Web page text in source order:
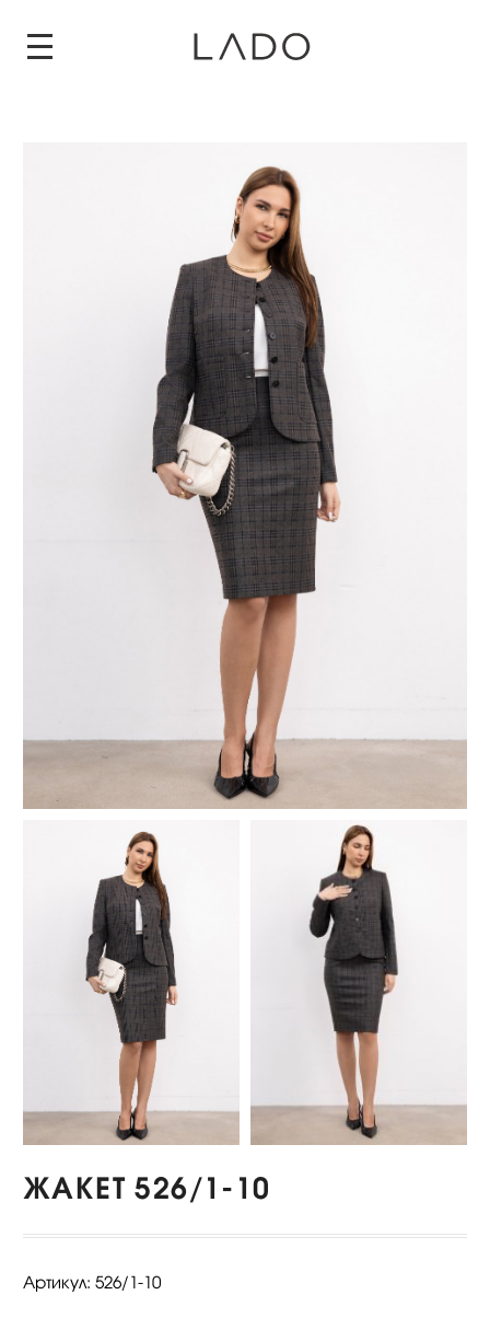
ЖАКЕТ 526/1-10
Артикул: 526/1-10